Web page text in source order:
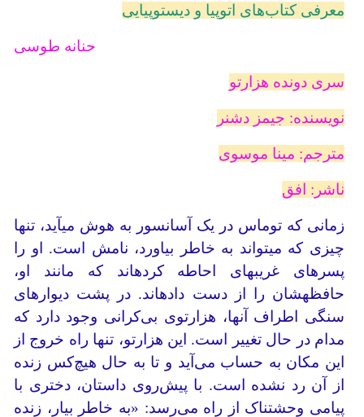
معرفی کتاب‌های اتوپیا و دیستوپیایی
حنانه طوسی
سری دونده هزارتو
نویسنده: جیمز دشنر
مترجم: مینا موسوی
ناشر: افق
زمانی که توماس در یک آسانسور به هوش می‎آید، تنها
چیزی که می‎تواند به خاطر بیاورد، نامش است. او را
پسرهای غریبه‎ای احاطه کرده‎اند که مانند او،
حافظه‎شان را از دست داده‎اند. در پشت دیوارهای
سنگی اطراف آن‎ها، هزارتوی بی‌کرانی وجود دارد که
مدام در حال تغییر است. این هزارتو، تنها راه خروج از
این مکان به حساب می‌آید و تا به حال هیچ‌کس زنده
از آن رد نشده است. با پیش‌روی داستان، دختری با
پیامی وحشتناک از راه می‌رسد: «به خاطر بیار، زنده